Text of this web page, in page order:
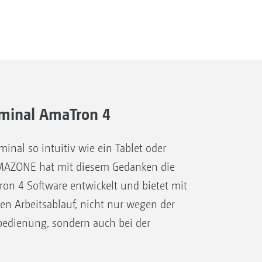
AmaTron 4
so intuitiv wie ein Tablet oder
hat mit diesem Gedanken die
4 Software ­entwickelt und bietet mit
Arbeitsablauf, nicht nur wegen der
sondern auch bei der